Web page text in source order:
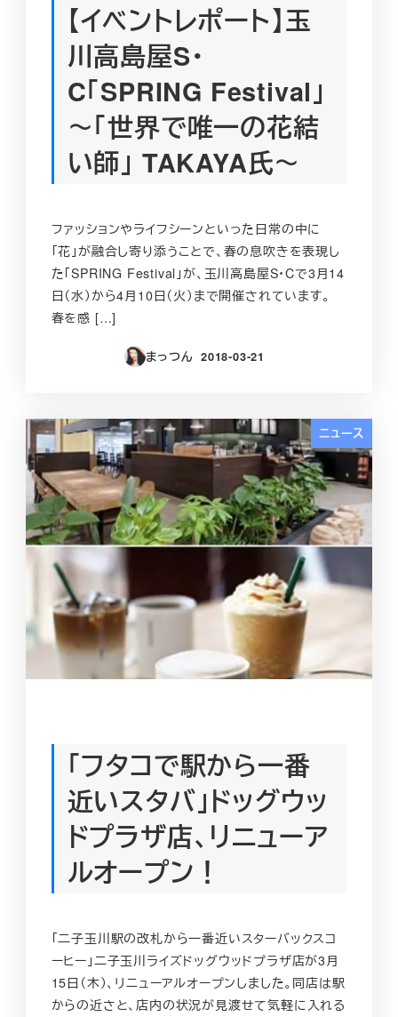
【イベントレポート】玉
川高島屋S･
C「SPRING Festival」
～「世界で唯一の花結
い師」 TAKAYA氏～
ファッションやライフシーンといった日常の中に
「花」が融合し寄り添うことで、春の息吹きを表現し
た「SPRING Festival」が、玉川高島屋S・Cで‪3月14
日（水）から4月10日（火）まで開催されています。 ‬
春を感 […]
まっつん
投稿日
2018-03-21
ニュース
「フタコで駅から一番
近いスタバ」ドッグウッ
ドプラザ店、リニューア
ルオープン！
「二子玉川駅の改札から一番近いスターバックスコ
ーヒー」二子玉川ライズドッグウッドプラザ店が3月
15日（木）、リニューアルオープンしました。同店は駅
からの近さと、店内の状況が見渡せて気軽に入れる